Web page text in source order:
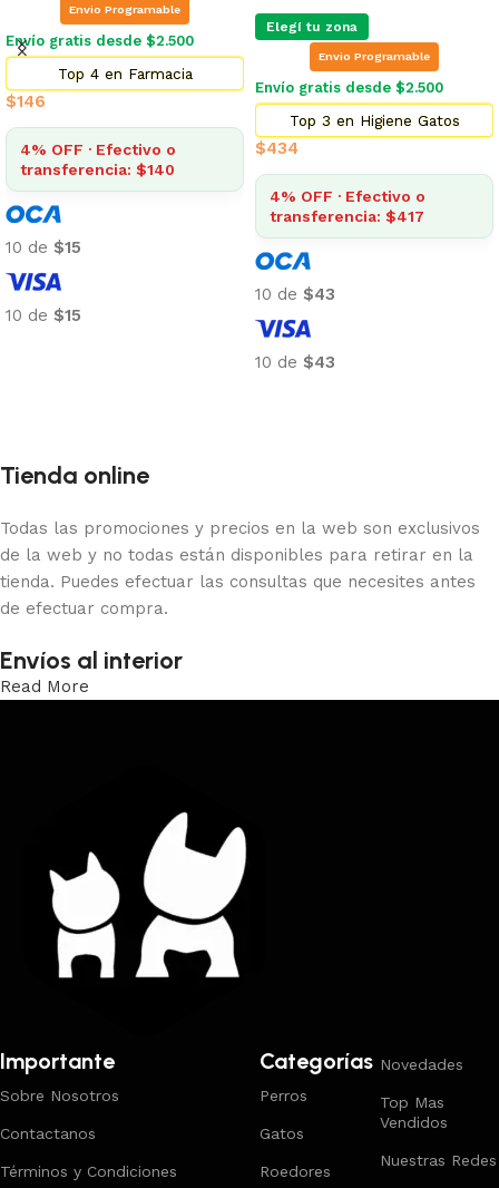
Envio Programable
Envío gratis desde $2.500
Top 4 en Farmacia
$146
4% OFF · Efectivo o
transferencia: $140
10 de $15
10 de $15
Elegí tu zona
Envio Programable
Envío gratis desde $2.500
Top 3 en Higiene Gatos
$434
4% OFF · Efectivo o
transferencia: $417
10 de $43
10 de $43
Tienda online
Todas las promociones y precios en la web son exclusivos
de la web y no todas están disponibles para retirar en la
tienda. Puedes efectuar las consultas que necesites antes
de efectuar compra.
Envíos al interior
Read More
Importante
Sobre Nosotros
Contactanos
Términos y Condiciones
Categorías
Perros
Gatos
Roedores
Novedades
Top Mas
Vendidos
Nuestras Redes